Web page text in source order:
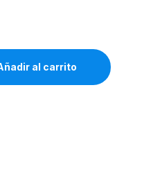
al carrito